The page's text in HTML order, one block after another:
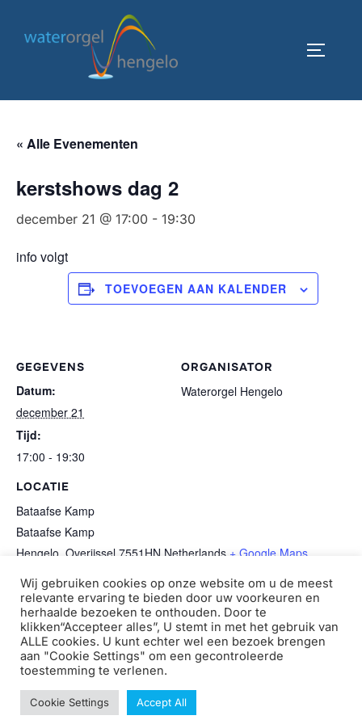
naar
« Alle Evenementen
kerstshows dag 2
december 21 @ 17:00 - 19:30
info volgt
TOEVOEGEN AAN KALENDER
GEGEVENS
Datum:
december 21
Tijd:
17:00 - 19:30
LOCATIE
Bataafse Kamp
Bataafse Kamp
Hengelo Overijssel 7551HN Netherlands + Google Maps
ORGANISATOR
Waterorgel Hengelo
kerstshows dag 1 kerstshows dag 3
Inspiro Themedoor
Wij gebruiken cookies op onze website om u de meest
relevante ervaring te bieden door uw voorkeuren en
herhaalde bezoeken te onthouden. Door te
klikken“Accepteer alles”, U stemt in met het gebruik van
ALLE cookies. U kunt echter wel een bezoek brengen
aan "Cookie Settings" om een ​​gecontroleerde
toestemming te verlenen.
Cookie Settings Accept All